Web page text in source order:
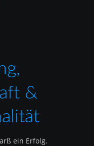
&
ein Erfolg.